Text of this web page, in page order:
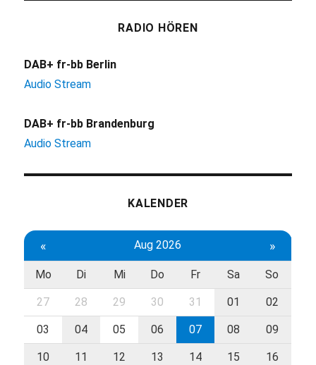
RADIO HÖREN
DAB+ fr-bb Berlin
Audio Stream
DAB+ fr-bb Brandenburg
Audio Stream
KALENDER
« Aug 2026 »
Mo Di Mi Do Fr Sa So
27 28 29 30 31 01 02
03 04 05 06 07 08 09
10 11 12 13 14 15 16